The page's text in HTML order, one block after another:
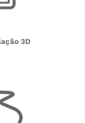
3D